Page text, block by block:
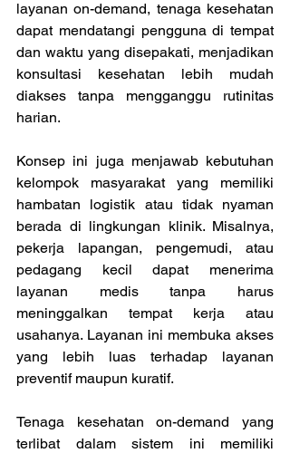
layanan on-demand, tenaga kesehatan
dapat mendatangi pengguna di tempat
dan waktu yang disepakati, menjadikan
konsultasi kesehatan lebih mudah
diakses tanpa mengganggu rutinitas
harian.
Konsep ini juga menjawab kebutuhan
kelompok masyarakat yang memiliki
hambatan logistik atau tidak nyaman
berada di lingkungan klinik. Misalnya,
pekerja lapangan, pengemudi, atau
pedagang kecil dapat menerima
layanan medis tanpa harus
meninggalkan tempat kerja atau
usahanya. Layanan ini membuka akses
yang lebih luas terhadap layanan
preventif maupun kuratif.
Tenaga kesehatan on-demand yang
terlibat dalam sistem ini memiliki